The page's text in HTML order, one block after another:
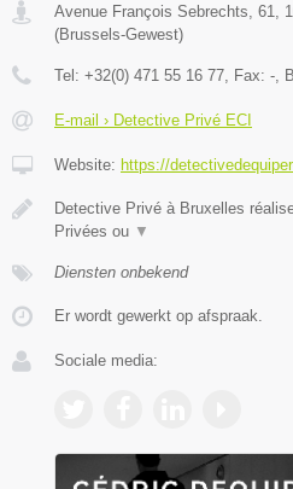
Avenue François Sebrechts, 61
(Brussels-Gewest)
Tel: +32(0) 471 55 16 77 , Fax: - ,
E-mail › Detective Privé ECI
Website: https://
Detective Privé à Bruxelles
Privées ou ▼
Diensten onbekend
Er wordt gewerkt op afspraak.
Sociale media: